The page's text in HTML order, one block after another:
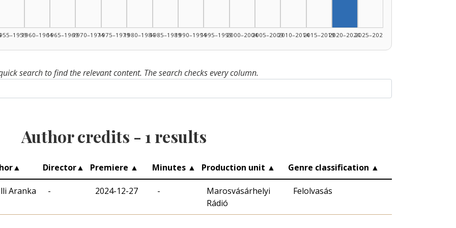
1960–19641965–19691970–19741975–19791980–19841985–19891990–19941995–19992000–20042005–20092010–20142015–20192020–20242025–2026
search to find the relevant content. The search checks every column.
Author credits - 1 results
▲ Director▲ Premiere ▲ Minutes ▲ Production unit ▲ Genre classification ▲
Aranka - 2024-12-27 -
Marosvásárhelyi
Rádió
Felolvasás